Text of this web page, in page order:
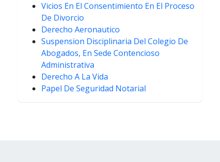
Vicios En El Consentimiento En El Proceso
De Divorcio
Derecho Aeronautico
Suspension Disciplinaria Del Colegio De
Abogados, En Sede Contencioso
Administrativa
Derecho A La Vida
Papel De Seguridad Notarial